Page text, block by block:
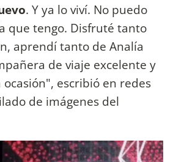
. Y ya lo viví. No puedo
que tengo. Disfruté tanto
aprendí tanto de Analía
de viaje excelente y
escribió en redes
de imágenes del